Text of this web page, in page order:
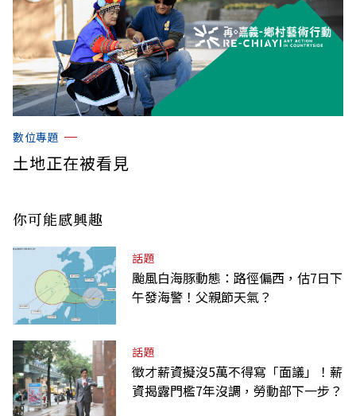
數位專題
土地正在被看見
你可能感興趣
話題
颱風白海豚動態：路徑偏西，估7日下
午發海警！父親節天氣？
話題
徵才薪資擬沒5萬不得寫「面議」！薪
資揭露門檻7年沒調，勞動部下一步？